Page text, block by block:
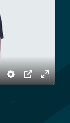
Settings
PIP
Enter